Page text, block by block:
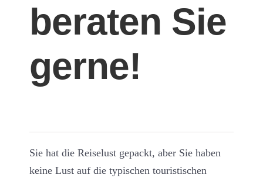
beraten Sie
gerne!
Sie hat die Reiselust gepackt, aber Sie haben
keine Lust auf die typischen touristischen